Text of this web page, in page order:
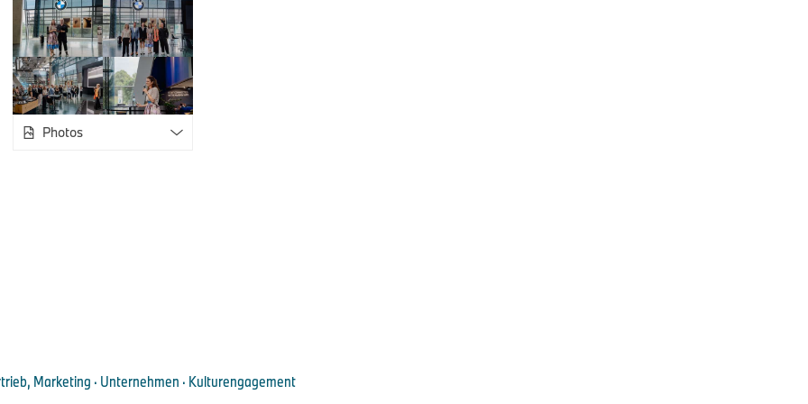
BMW Welt Young Photo Awards zu sein“, so Sandra Wittemer, Leiterin der BMW Welt.
Die Jury des BMW Welt Young Photo Awards bestand aus acht hochkarätigen Mitgliedern:
Stefan Huber (Galerist Leica Gallerie München), Karin Rehn-Kaufmann (Art Director &
Euro dotierten zweitägigen Shootings für die kommende Jubiläumsausstellung der 3er
Photos
Marketing · Unternehmen · Kulturengagement